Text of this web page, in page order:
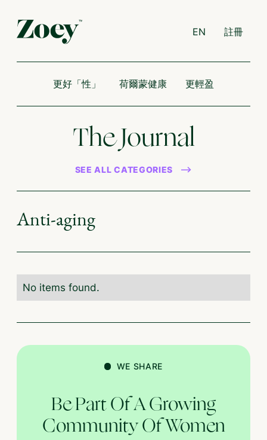
更好「性」 荷爾蒙健康 更輕盈
EN 註冊
The Journal
SEE ALL CATEGORIES
Anti-aging
No items found.
WE SHARE
Be Part Of A Growing
Community Of Women